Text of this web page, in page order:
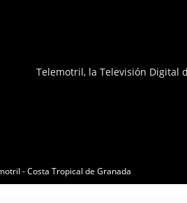
Telemotril, la Televisión Digital
- Costa Tropical de Granada